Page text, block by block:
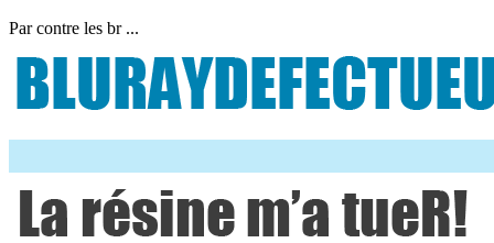
Par contre les br ...